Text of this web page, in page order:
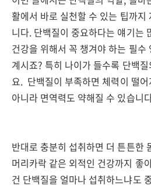
활에서 바로 실천할 수 있는 팁까지
니다. 단백질이 중요하다는 얘기는
건강을 위해서 꼭 챙겨야 하는 필수
계시죠? 특히 나이가 들수록 단백
요. 단백질이 부족하면 체력이 떨
아니라 면역력도 약해질 수 있습니
반대로 충분히 섭취하면 더 튼튼한
머리카락 같은 외적인 건강까지 좋
건 단백질을 얼마나 섭취하느냐도